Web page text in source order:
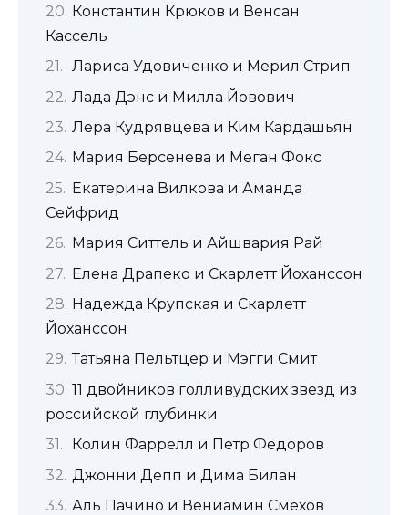
Константин Крюков и Венсан
Кассель
Лариса Удовиченко и Мерил Стрип
Лада Дэнс и Милла Йовович
Лера Кудрявцева и Ким Кардашьян
Мария Берсенева и Меган Фокс
Екатерина Вилкова и Аманда
Сейфрид
Мария Ситтель и Айшвария Рай
Елена Драпеко и Скарлетт Йоханссон
Надежда Крупская и Скарлетт
Йоханссон
Татьяна Пельтцер и Мэгги Смит
11 двойников голливудских звезд из
российской глубинки
Колин Фаррелл и Петр Федоров
Джонни Депп и Дима Билан
Аль Пачино и Вениамин Смехов